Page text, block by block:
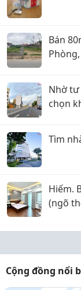
Bán
Nhờ tư
chọn
Tìm
Hiếm.
(ngõ
Cộng đồng nổi